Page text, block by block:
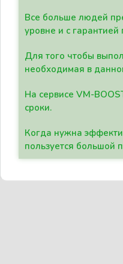
Все больше людей
уровне и с
Для того чтобы
необходимая в
На сервисе VM-
сроки.
Когда нужна
пользуется большой